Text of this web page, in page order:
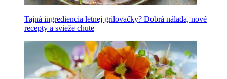
Tajná ingrediencia letnej grilovačky? Dobrá nálada, nové
recepty a svieže chute